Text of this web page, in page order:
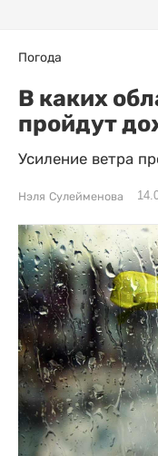
Погода
В каких
пройдут
Усиление ветра
Нэля Сулейменова